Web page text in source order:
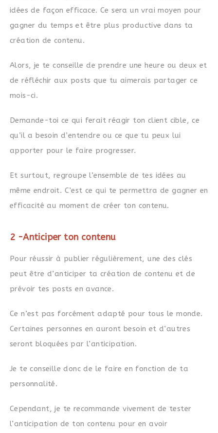
idées de façon efficace. Ce sera un vrai moyen pour
gagner du temps et être plus productive dans ta
création de contenu.
Alors, je te conseille de prendre une heure ou deux et
de réfléchir aux posts que tu aimerais partager ce
mois-ci.
Demande-toi ce qui ferait réagir ton client cible, ce
qu’il a besoin d’entendre ou ce que tu peux lui
apporter pour le faire progresser.
Et surtout, regroupe l’ensemble de tes idées au
même endroit. C’est ce qui te permettra de gagner en
efficacité au moment de créer ton contenu.
2 -Anticiper ton contenu
Pour réussir à publier régulièrement, une des clés
peut être d’anticiper ta création de contenu et de
prévoir tes posts en avance.
Ce n’est pas forcément adapté pour tous le monde.
Certaines personnes en auront besoin et d’autres
seront bloquées par l’anticipation.
Je te conseille donc de le faire en fonction de ta
personnalité.
Cependant, je te recommande vivement de tester
l’anticipation de ton contenu pour en avoir